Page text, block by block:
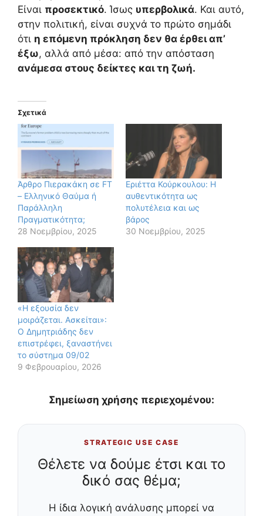
Είναι προσεκτικό. Ίσως υπερβολικά. Και αυτό,
στην πολιτική, είναι συχνά το πρώτο σημάδι
ότι η επόμενη πρόκληση δεν θα έρθει απ’
έξω, αλλά από μέσα: από την απόσταση
ανάμεσα στους δείκτες και τη ζωή.
Σχετικά
Άρθρο Πιερακάκη σε FT
– Ελληνικό Θαύμα ή
Παράλληλη
Πραγματικότητα;
28 Νοεμβρίου, 2025
Εριέττα Κούρκουλου: Η
αυθεντικότητα ως
πολυτέλεια και ως
βάρος
30 Νοεμβρίου, 2025
«Η εξουσία δεν
μοιράζεται. Ασκείται»:
Ο Δημητριάδης δεν
επιστρέφει, ξαναστήνει
το σύστημα 09/02
9 Φεβρουαρίου, 2026
Σημείωση χρήσης περιεχομένου:
STRATEGIC USE CASE
Θέλετε να δούμε έτσι και το
δικό σας θέμα;
Η ίδια λογική ανάλυσης μπορεί να